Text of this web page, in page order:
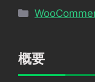
カ
リ
概要